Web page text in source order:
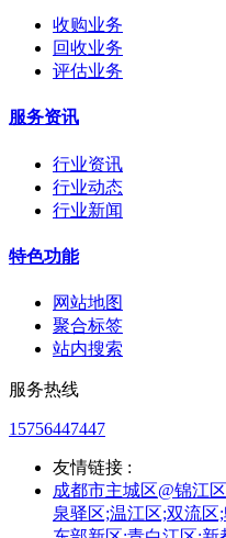
收购业务
回收业务
评估业务
服务资讯
行业资讯
行业动态
行业新闻
特色功能
网站地图
聚合标签
站内搜索
服务热线
15756447447
友情链接 :
成都市主城区@锦江
泉驿区;温江区;双流